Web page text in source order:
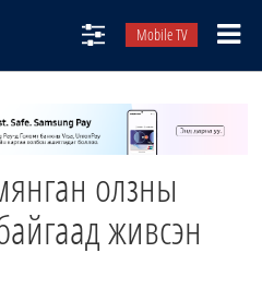
Mobile TV
олзны
живсэн